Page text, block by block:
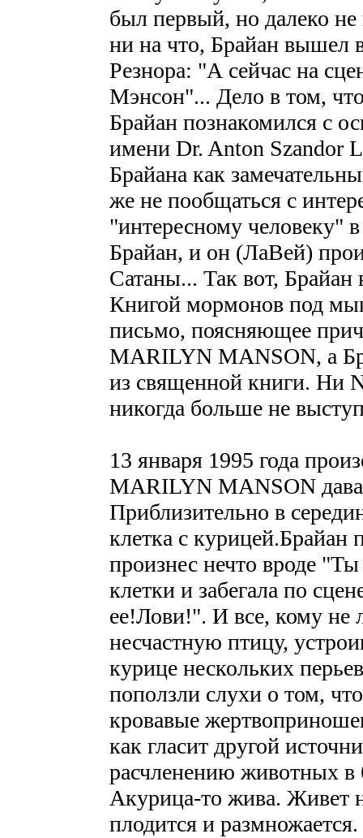
был первый, но далеко
ни на что, Брайан вышел
Резнора: "А сейчас на
Мэнсон"... Дело в том,
Брайан познакомился с
имени Dr. Anton Szandor
Брайана как
же не пообщаться с
"интересному человеку"
Брайан, и он (ЛаВей)
Сатаны... Так вот,
Книгой мормонов под
письмо, поясняющее
MARILYN MANSON, а
из священной книги. Ни
никогда больше не
13 января 1995 года
MARILYN MANSON
Приблизительно в
клетка с курицей.Брайан
произнес нечто вроде
клетки и забегала по
ее!Лови!". И все, кому не
несчастную птицу,
курице нескольких
поползли слухи о том,
кровавые
как гласит другой
расчленению животных в
Акурица-то жива. Живет
плодится и размножается.